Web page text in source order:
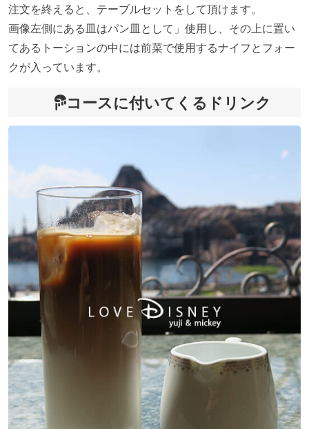
注文を終えると、テーブルセットをして頂けます。
画像左側にある皿はパン皿として」使用し、その上に置い
てあるトーションの中には前菜で使用するナイフとフォー
クが入っています。
コースに付いてくるドリンク